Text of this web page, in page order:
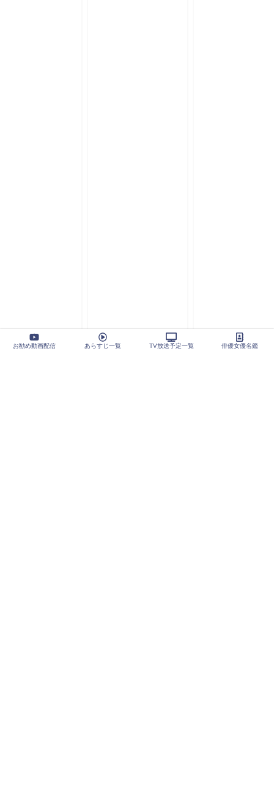
お勧め動画配信 あらすじ一覧 TV放送予定一覧 俳優女優名鑑